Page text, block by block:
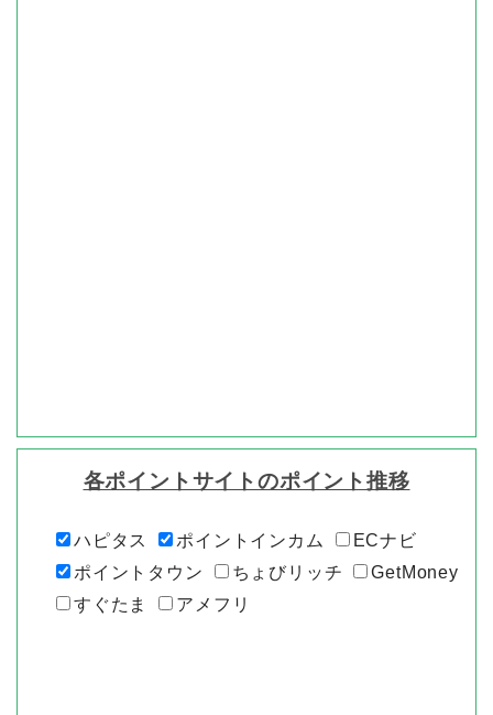
各ポイントサイトのポイント推移
ハピタス ポイントインカム
ECナビ
ポイントタウン
ちょびリッチ
GetMoney
すぐたま
アメフリ